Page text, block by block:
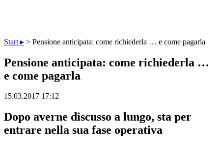
Start ▸ > Pensione anticipata: come richiederla … e come pagarla
Pensione anticipata: come richiederla …
e come pagarla
15.03.2017 17:12
Dopo averne discusso a lungo, sta per
entrare nella sua fase operativa